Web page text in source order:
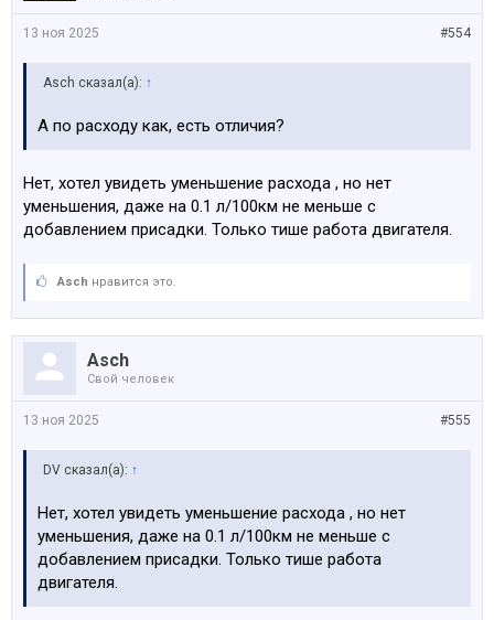
#554
13 ноя 2025
Asch сказал(а): ↑
А по расходу как, есть отличия?
Нет, хотел увидеть уменьшение расхода , но нет
уменьшения, даже на 0.1 л/100км не меньше с
добавлением присадки. Только тише работа двигателя.
Asch нравится это.
Asch
Свой человек
#555
13 ноя 2025
DV сказал(а): ↑
Нет, хотел увидеть уменьшение расхода , но нет
уменьшения, даже на 0.1 л/100км не меньше с
добавлением присадки. Только тише работа
двигателя.